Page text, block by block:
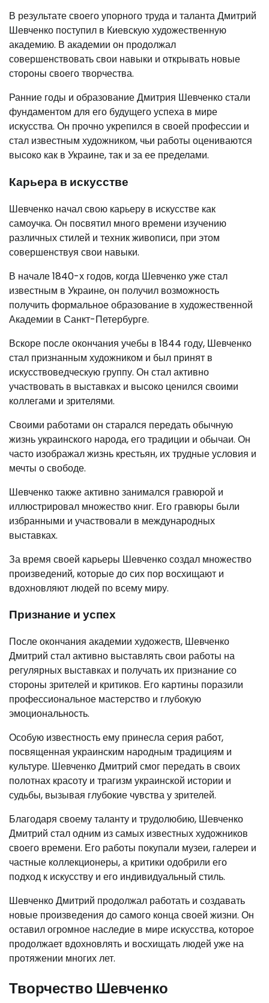
В результате своего упорного труда и таланта Дмитрий
Шевченко поступил в Киевскую художественную
академию. В академии он продолжал
совершенствовать свои навыки и открывать новые
стороны своего творчества.
Ранние годы и образование Дмитрия Шевченко стали
фундаментом для его будущего успеха в мире
искусства. Он прочно укрепился в своей профессии и
стал известным художником, чьи работы оцениваются
высоко как в Украине, так и за ее пределами.
Карьера в искусстве
Шевченко начал свою карьеру в искусстве как
самоучка. Он посвятил много времени изучению
различных стилей и техник живописи, при этом
совершенствуя свои навыки.
В начале 1840-х годов, когда Шевченко уже стал
известным в Украине, он получил возможность
получить формальное образование в художественной
Академии в Санкт-Петербурге.
Вскоре после окончания учебы в 1844 году, Шевченко
стал признанным художником и был принят в
искусствоведческую группу. Он стал активно
участвовать в выставках и высоко ценился своими
коллегами и зрителями.
Своими работами он старался передать обычную
жизнь украинского народа, его традиции и обычаи. Он
часто изображал жизнь крестьян, их трудные условия и
мечты о свободе.
Шевченко также активно занимался гравюрой и
иллюстрировал множество книг. Его гравюры были
избранными и участвовали в международных
выставках.
За время своей карьеры Шевченко создал множество
произведений, которые до сих пор восхищают и
вдохновляют людей по всему миру.
Признание и успех
После окончания академии художеств, Шевченко
Дмитрий стал активно выставлять свои работы на
регулярных выставках и получать их признание со
стороны зрителей и критиков. Его картины поразили
профессиональное мастерство и глубокую
эмоциональность.
Особую известность ему принесла серия работ,
посвященная украинским народным традициям и
культуре. Шевченко Дмитрий смог передать в своих
полотнах красоту и трагизм украинской истории и
судьбы, вызывая глубокие чувства у зрителей.
Благодаря своему таланту и трудолюбию, Шевченко
Дмитрий стал одним из самых известных художников
своего времени. Его работы покупали музеи, галереи и
частные коллекционеры, а критики одобрили его
подход к искусству и его индивидуальный стиль.
Шевченко Дмитрий продолжал работать и создавать
новые произведения до самого конца своей жизни. Он
оставил огромное наследие в мире искусства, которое
продолжает вдохновлять и восхищать людей уже на
протяжении многих лет.
Творчество Шевченко